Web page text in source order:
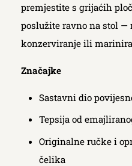
premjestite s grijaćih
poslužite ravno na stol —
konzerviranje ili
Značajke
Sastavni dio
Tepsija od
Originalne ručke i
čelika